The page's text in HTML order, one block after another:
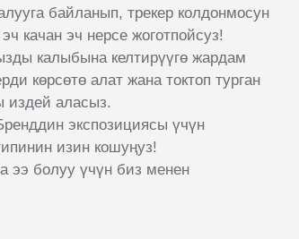
байланып, трекер колдонмосун
качан эч нерсе жоготпойсуз!
калыбына келтирүүгө жардам
көрсөтө алат жана токтоп турган
издей аласыз.
экспозициясы үчүн
изин кошуңуз!
ээ болуу үчүн биз менен